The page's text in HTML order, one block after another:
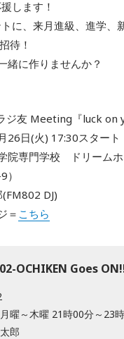
します！
に、来月進級、進学、
待！
緒に作りませんか？
ジ友 Meeting『luck on
26日(火) 17:30スタート
院専門学校 ドリーム
DJ)
＝ こちら
OCHIKEN Goes
曜～木曜 21時00分～23
郎